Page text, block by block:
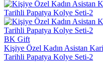
BK Gift
Kişiye Özel Kadın Asistan
Tarihli Papatya Kolye Seti-2